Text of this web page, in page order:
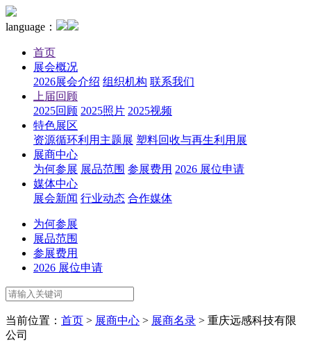
language：
首页
展会概况
2026展会介绍 组织机构 联系我们
上届回顾
2025回顾 2025照片 2025视频
特色展区
资源循环利用主题展 塑料回收与再生利用展
展商中心
为何参展 展品范围 参展费用 2026 展位申请
媒体中心
展会新闻 行业动态 合作媒体
为何参展
展品范围
参展费用
2026 展位申请
当前位置： 首页 > 展商中心 > 展商名录 > 重庆远感科技有限
公司